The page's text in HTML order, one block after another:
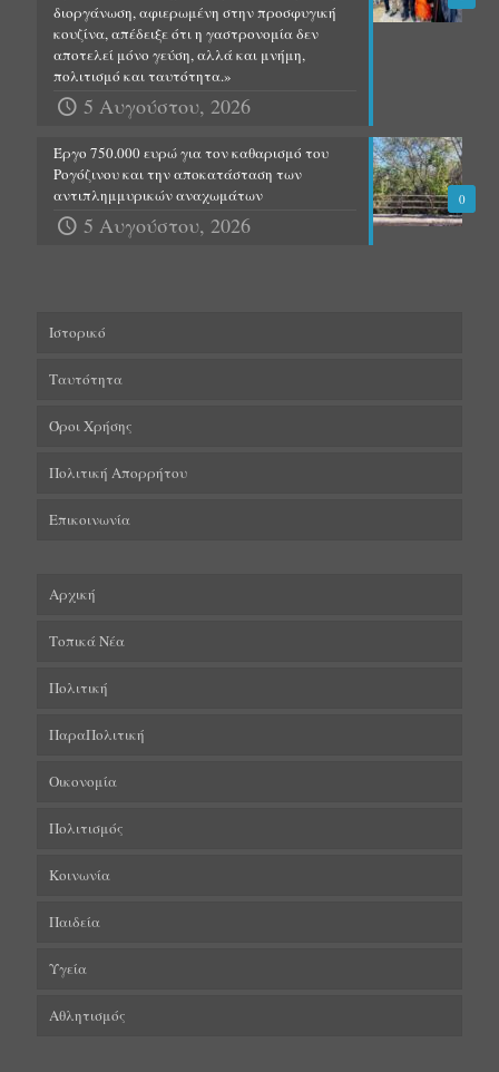
διοργάνωση, αφιερωμένη στην προσφυγική
κουζίνα, απέδειξε ότι η γαστρονομία δεν
αποτελεί μόνο γεύση, αλλά και μνήμη,
πολιτισμό και ταυτότητα.»
5 Αυγούστου, 2026
0
Έργο 750.000 ευρώ για τον καθαρισμό του
Ρογόζινου και την αποκατάσταση των
αντιπλημμυρικών αναχωμάτων
5 Αυγούστου, 2026
Ιστορικό
Ταυτότητα
Όροι Χρήσης
Πολιτική Απορρήτου
Επικοινωνία
Αρχική
Τοπικά Νέα
Πολιτική
ΠαραΠολιτική
Οικονομία
Πολιτισμός
Κοινωνία
Παιδεία
Υγεία
Αθλητισμός